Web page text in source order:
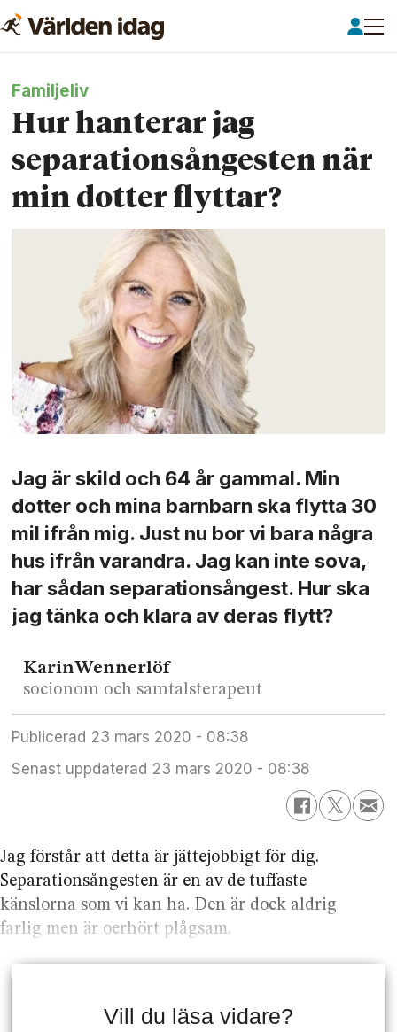
Familjeliv
Hur hanterar jag
separationsångesten när
min dotter flyttar?
Jag är skild och 64 år gammal. Min
dotter och mina barnbarn ska flytta 30
mil ifrån mig. Just nu bor vi bara några
hus ifrån varandra. Jag kan inte sova,
har sådan separationsångest. Hur ska
jag tänka och klara av deras flytt?
KarinWennerlöf
socionom och samtalsterapeut
Publicerad
23 mars 2020 - 08:38
Senast uppdaterad
23 mars 2020 - 08:38
Jag förstår att detta är jättejobbigt för dig.
Separationsångesten är en av de tuffaste
känslorna som vi kan ha. Den är dock aldrig
farlig men är oerhört plågsam.
Vill du läsa vidare?